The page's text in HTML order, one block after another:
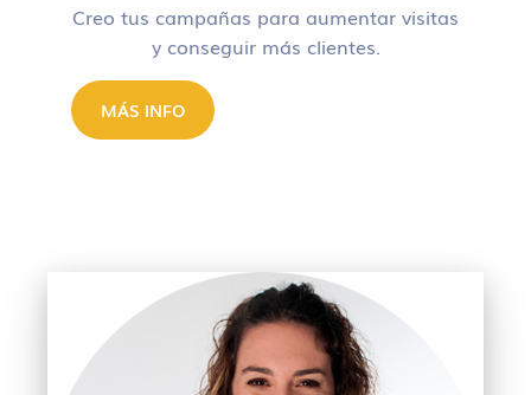
Creo tus campañas para aumentar visitas
y conseguir más clientes.
MÁS INFO